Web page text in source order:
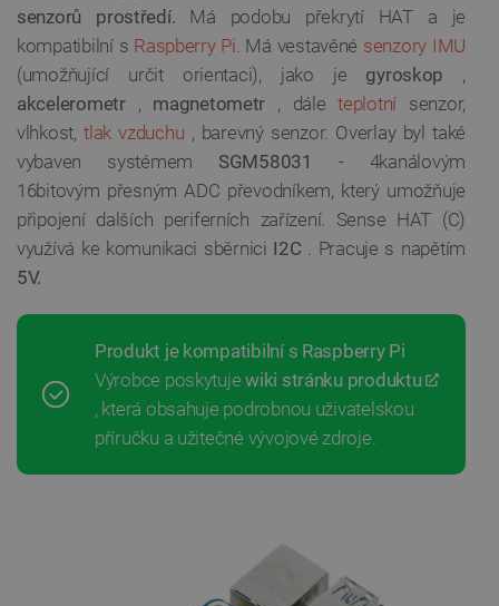
senzorů prostředí. Má podobu překrytí HAT a je
kompatibilní s Raspberry Pi . Má vestavěné senzory IMU
(umožňující určit orientaci), jako je gyroskop ,
akcelerometr, magnetometr , dáleteplotní senzor,
vlhkost,tlak vzduchu , barevný senzor. Overlay byl také
vybaven systémem SGM58031
- 4kanálovým
16bitovým přesným ADC převodníkem, který umožňuje
připojení dalších periferních zařízení. Sense HAT (C)
využívá ke komunikaci sběrnici I2C . Pracuje s napětím
5V.
Produkt je kompatibilní s Raspberry Pi
Výrobce poskytujewiki stránku produktu
, která obsahuje podrobnou uživatelskou
příručku a užitečné vývojové zdroje.